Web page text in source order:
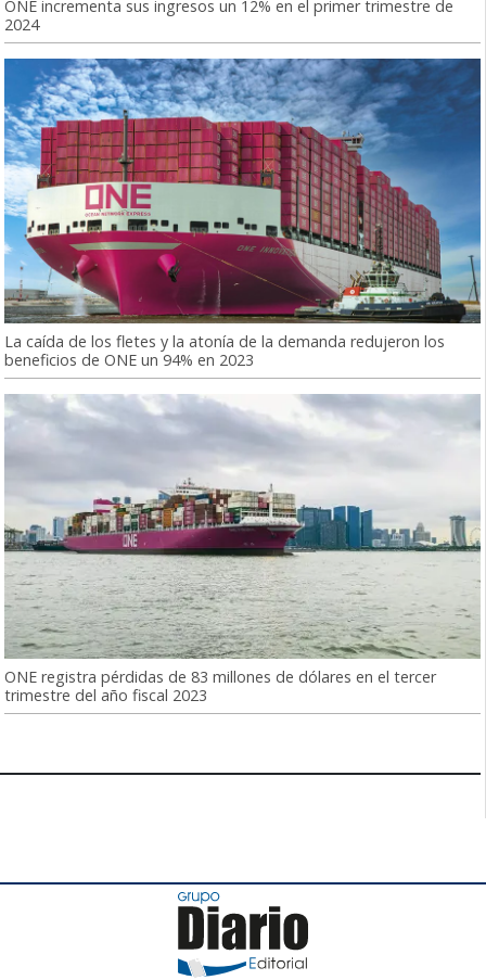
ONE incrementa sus ingresos un 12% en el primer trimestre de
2024
La caída de los fletes y la atonía de la demanda redujeron los
beneficios de ONE un 94% en 2023
ONE registra pérdidas de 83 millones de dólares en el tercer
trimestre del año fiscal 2023